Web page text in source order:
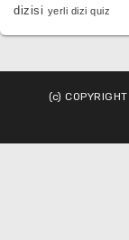
dizisi yerli dizi quiz
(c)